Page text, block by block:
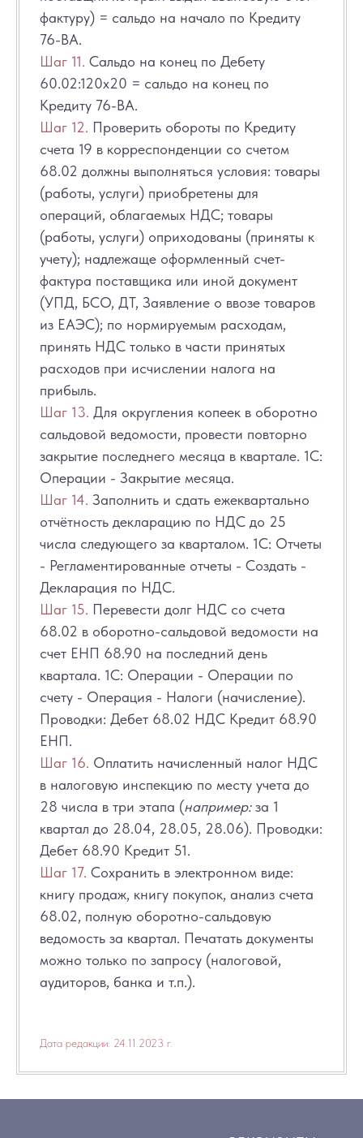
фактуру) = сальдо на начало по Кредиту
76-ВА.
Шаг 11. Сальдо на конец по Дебету
60.02:120х20 = сальдо на конец по
Кредиту 76-ВА.
Шаг 12. Проверить обороты по Кредиту
счета 19 в корреспонденции со счетом
68.02 должны выполняться условия: товары
(работы, услуги) приобретены для
операций, облагаемых НДС; товары
(работы, услуги) оприходованы (приняты к
учету); надлежаще оформленный счет-
фактура поставщика или иной документ
(УПД, БСО, ДТ, Заявление о ввозе товаров
из ЕАЭС); по нормируемым расходам,
принять НДС только в части принятых
расходов при исчислении налога на
прибыль.
Шаг 13. Для округления копеек в оборотно
сальдовой ведомости, провести повторно
закрытие последнего месяца в квартале. 1С:
Операции - Закрытие месяца.
Шаг 14. Заполнить и сдать ежеквартально
отчётность декларацию по НДС до 25
числа следующего за кварталом. 1С: Отчеты
- Регламентированные отчеты - Создать -
Декларация по НДС.
Шаг 15. Перевести долг НДС со счета
68.02 в оборотно-сальдовой ведомости на
счет ЕНП 68.90 на последний день
квартала. 1С: Операции - Операции по
счету - Операция - Налоги (начисление).
Проводки: Дебет 68.02 НДС Кредит 68.90
ЕНП.
Шаг 16. Оплатить начисленный налог НДС
в налоговую инспекцию по месту учета до
28 числа в три этапа (например:за 1
квартал до 28.04, 28.05, 28.06). Проводки:
Дебет 68.90 Кредит 51.
Шаг 17. Сохранить в электронном виде:
книгу продаж, книгу покупок, анализ счета
68.02, полную оборотно-сальдовую
ведомость за квартал. Печатать документы
можно только по запросу (налоговой,
аудиторов, банка и т.п.).
Дата редакции: 24.11.2023 г.